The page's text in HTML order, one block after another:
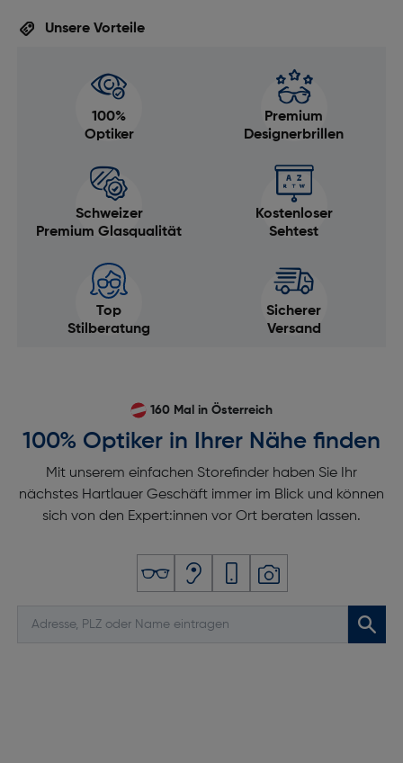
Unsere Vorteile
100%
Optiker
Premium
Designerbrillen
Schweizer
Premium Glasqualität
Kostenloser
Sehtest
Top
Stilberatung
Sicherer
Versand
160 Mal in Österreich
100% Optiker in Ihrer Nähe finden
Mit unserem einfachen Storefinder haben Sie Ihr
nächstes Hartlauer Geschäft immer im Blick und können
sich von den Expert:innen vor Ort beraten lassen.